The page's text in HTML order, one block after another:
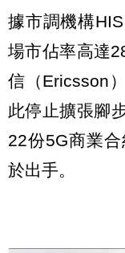
據市調機構
場市佔率高達
信（Ericsson
此停止擴張腳
22份5G商業
於出手。